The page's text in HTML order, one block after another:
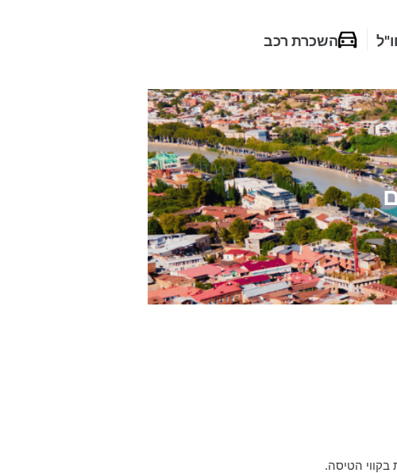
השכרת רכב
בקווי הטיסה.